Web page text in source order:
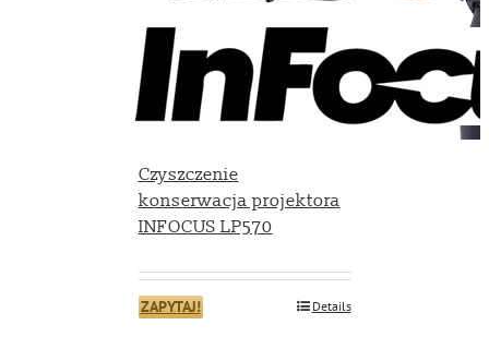
Czyszczenie
konserwacja projektora
INFOCUS LP570
ZAPYTAJ! Details